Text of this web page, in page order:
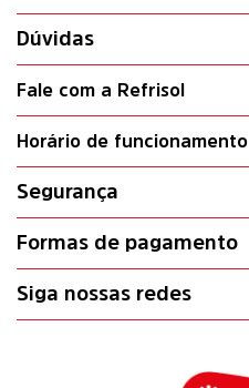
Dúvidas
Fale com a Refrisol
Horário de funcionamento
Segurança
Formas de pagamento
Siga nossas redes